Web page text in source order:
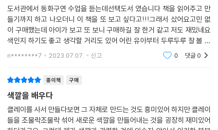
도서관에서 동화구연 수업을 듣는데선택도서 였습니다 책을 읽어주고 만
들기까지 하고 나오더니 이 책을 또 보고 싶다고!!!그래서 샀어요고민 없
이 구매했는데 아이가 보고 또 보니 구매하길 잘 한거 같고 저도 재밌네요
색인지 하기도 좋고 생각할 거리도 있어 어린 유아부터 두루두루 잘 볼 수
있는 책인거 같아요고깔모자 만들기 추천드립니다 색칠을 해도 되고 폼을
n********7 2023.07.07. 신고 0 댓글0
종이책 구매
색깔을 배우다
클레이를 사서 만들다보면 그 자체로 만드는 것도 흥미있어 하지만 클레이
들을 조물락조물락 섞어 새로운 색깔을 만들어내는 것을 굉장히 재미있어